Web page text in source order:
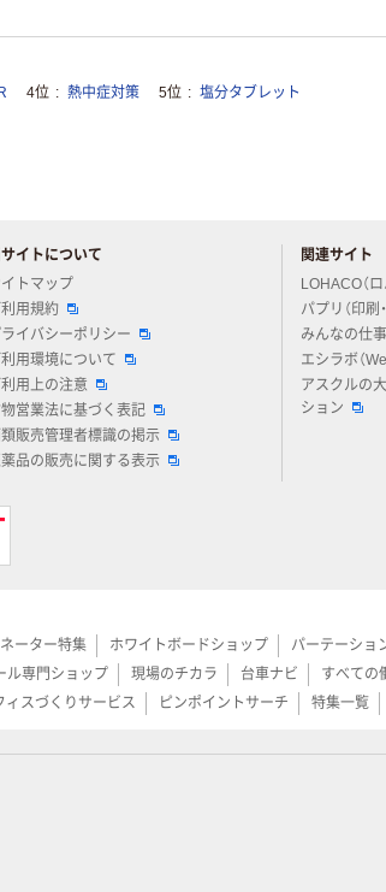
4位 熱中症対策 5位 塩分タブレット
イトについて
トマップ
利用規約
イバシーポリシー
利用環境について
利用上の注意
営業法に基づく表記
販売管理者標識の掲示
薬品の販売に関する表示
関連サイト
LOHACO（ロ
パプリ（印刷
みんなの仕
エシラボ（
アスクルの
ション
ーター特集 ホワイトボードショップ パーテーショ
ル専門ショップ 現場のチカラ 台車ナビ すべての
ィスづくりサービス ピンポイントサーチ 特集一覧